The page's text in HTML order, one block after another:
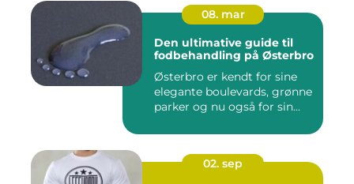
08. mar
Den ultimative guide til
fodbehandling på Østerbro
Østerbro er kendt for sine
elegante boulevards, grønne
parker og nu også for sin...
02. sep